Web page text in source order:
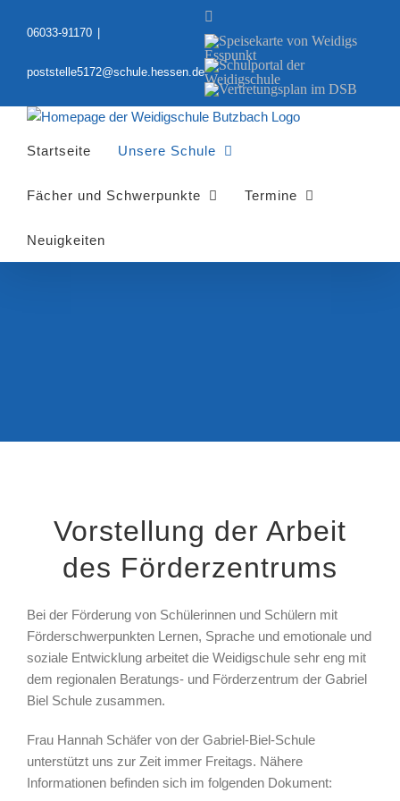
Inhalt06033-91170
poststelle5172@schule.hessen.de
Speisekarte
von
Weidigs
Esspunkt
Schulportal
der
Weidigschule
Vertretungsplan
DSB
Startseite Unsere Schule
Fächer und Schwerpunkte Termine
Neuigkeiten
Vorstellung der Arbeit
des Förderzentrums
Bei der Förderung von Schülerinnen und Schülern mit
Förderschwerpunkten Lernen, Sprache und emotionale und
soziale Entwicklung arbeitet die Weidigschule sehr eng mit
dem regionalen Beratungs- und Förderzentrum der Gabriel
Biel Schule zusammen.
Frau Hannah Schäfer von der Gabriel-Biel-Schule
unterstützt uns zur Zeit immer Freitags. Nähere
Informationen befinden sich im folgenden Dokument: